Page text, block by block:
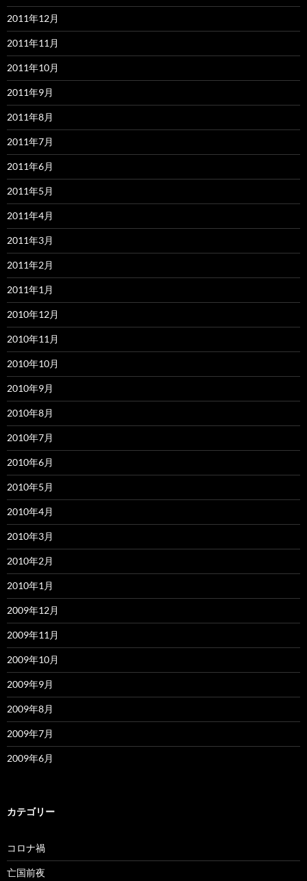
2011年12月
2011年11月
2011年10月
2011年9月
2011年8月
2011年7月
2011年6月
2011年5月
2011年4月
2011年3月
2011年2月
2011年1月
2010年12月
2010年11月
2010年10月
2010年9月
2010年8月
2010年7月
2010年6月
2010年5月
2010年4月
2010年3月
2010年2月
2010年1月
2009年12月
2009年11月
2009年10月
2009年9月
2009年8月
2009年7月
2009年6月
カテゴリー
コロナ禍
亡国前夜